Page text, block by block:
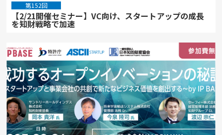
第152回
【2/21開催セミナー】VC向け、スタートアップの成長
を知財戦略で加速